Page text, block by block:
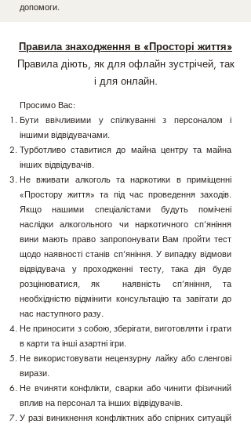
допомоги.
Правила знаходження в «Просторі життя»
Правила діють, як для офлайн зустрічей, так
і для онлайн.
Просимо Вас:
Бути ввічливими у спілкуванні з персоналом і
іншими відвідувачами.
Турботливо ставитися до майна центру та майна
інших відвідувачів.
Не вживати алкоголь та наркотики в приміщенні
«Простору життя» та під час проведення заходів.
Якщо нашими спеціалістами будуть помічені
наслідки алкогольного чи наркотичного сп’яніння
вини мають право запропонувати Вам пройти тест
щодо наявності станів сп’яніння. У випадку відмови
відвідувача у проходженні тесту, така дія буде
розцінюватися, як наявність сп’яніння, та
необхідністю відмінити консультацію та завітати до
нас наступного разу.
Не приносити з собою, зберігати, виготовляти і грати
в карти та інші азартні ігри.
Не використовувати нецензурну лайку або сленгові
вирази.
Не вчиняти конфлікти, сварки або чинити фізичний
вплив на персонал та інших відвідувачів.
У разі виникнення конфліктних або спірних ситуацій